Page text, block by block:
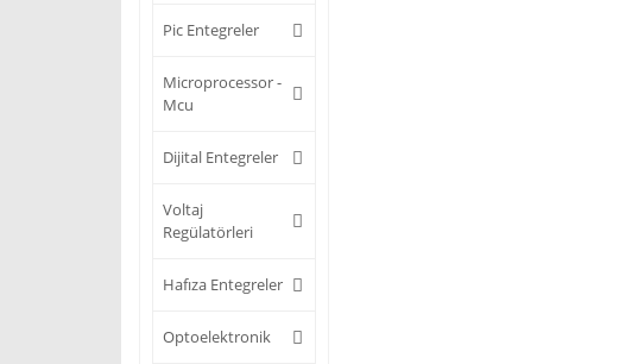
Pic Entegreler
Microprocessor -
Mcu
Dijital Entegreler
Voltaj
Regülatörleri
Hafıza Entegreler
Optoelektronik